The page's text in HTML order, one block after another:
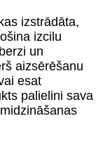
izstrādāta,
izcilu
un
aizsērēšanu
esat
palielini sava